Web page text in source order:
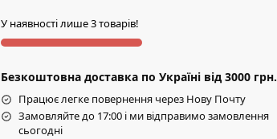
У наявності лише 3 товарів!
Безкоштовна доставка по Україні від 3000 грн.
Працює легке повернення через Нову Почту
Замовляйте до 17:00 і ми відправимо замовлення
сьогодні